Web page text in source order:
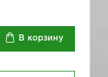
В корзину